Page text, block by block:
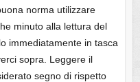
norma utilizzare
minuto alla lettura del
immediatamente in tasca
sopra. Leggere il
segno di rispetto